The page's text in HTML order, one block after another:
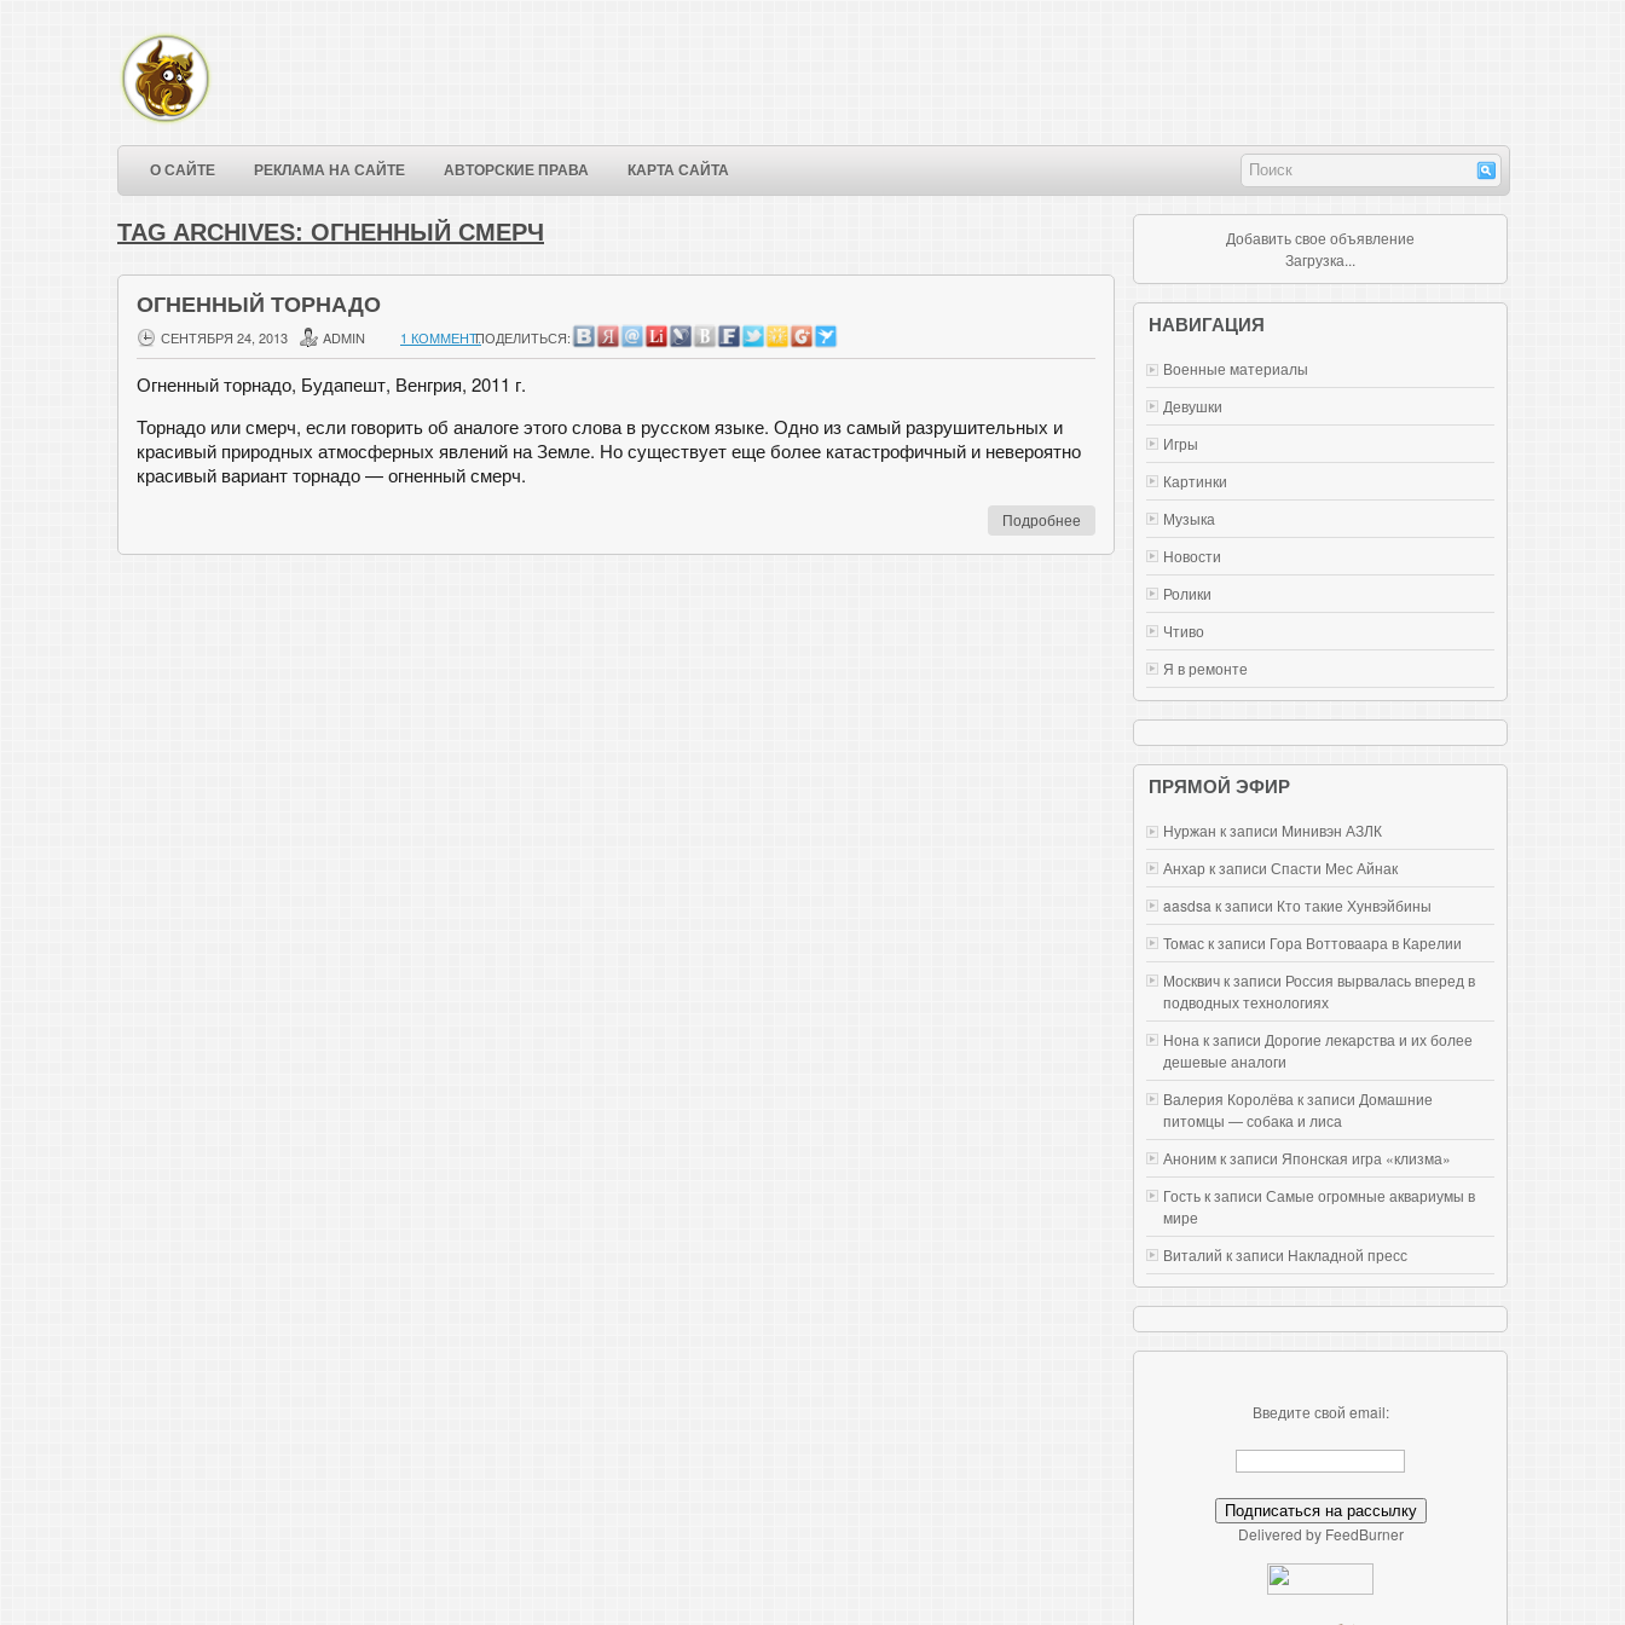
О САЙТЕ РЕКЛАМА НА САЙТЕ АВТОРСКИЕ ПРАВА КАРТА САЙТА
TAG ARCHIVES: ОГНЕННЫЙ СМЕРЧ
ОГНЕННЫЙ ТОРНАДО
СЕНТЯБРЯ 24, 2013 ADMIN 1 КОММЕНТ.ПОДЕЛИТЬСЯ:
Огненный торнадо, Будапешт, Венгрия, 2011 г.
Торнадо или смерч, если говорить об аналоге этого слова в русском языке. Одно из самый разрушительных и
красивый природных атмосферных явлений на Земле. Но существует еще более катастрофичный и невероятно
красивый вариант торнадо — огненный смерч.
Подробнее
Добавить свое объявление
Загрузка...
НАВИГАЦИЯ
Военные материалы
Девушки
Игры
Картинки
Музыка
Новости
Ролики
Чтиво
Я в ремонте
ПРЯМОЙ ЭФИР
Нуржан к записи Mинивэн АЗЛК
Анхар к записи Спасти Мес Айнак
aasdsa к записи Кто такие Хунвэйбины
Томас к записи Гора Воттоваара в Карелии
Москвич к записи Россия вырвалась вперед в
подводных технологиях
Нона к записи Дорогие лекарства и их более
дешевые аналоги
Валерия Королёва к записи Домашние
питомцы — собака и лиса
Аноним к записи Японская игра «клизма»
Гость к записи Самые огромные аквариумы в
мире
Виталий к записи Накладной пресс
Введите свой email:
Delivered by FeedBurner